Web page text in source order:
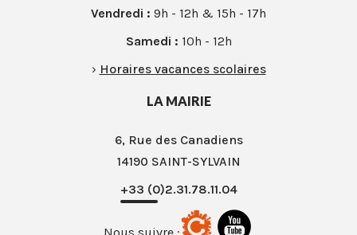
Vendredi : 9h - 12h & 15h - 17h
Samedi : 10h - 12h
› Horaires vacances scolaires
LA MAIRIE
6, Rue des Canadiens
14190 SAINT-SYLVAIN
+33 (0)2.31.78.11.04
Nous suivre :